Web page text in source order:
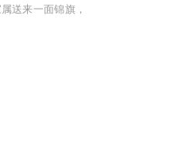
送来一面锦旗，